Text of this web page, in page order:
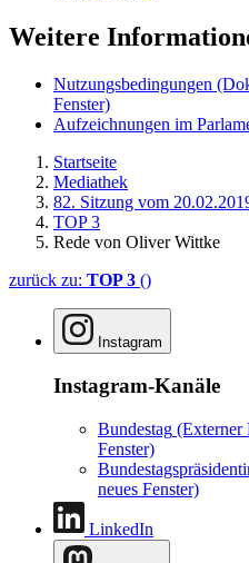
Weitere
Nutzungsbedingungen
Fenster)
Aufzeichnungen im
Startseite
Mediathek
82. Sitzung vom
TOP 3
Rede von Oliver Wittke
zurück zu: TOP 3 ()
Instagram
Instagram-Kanäle
Bundestag (Externer
Fenster)
neues Fenster)
LinkedIn